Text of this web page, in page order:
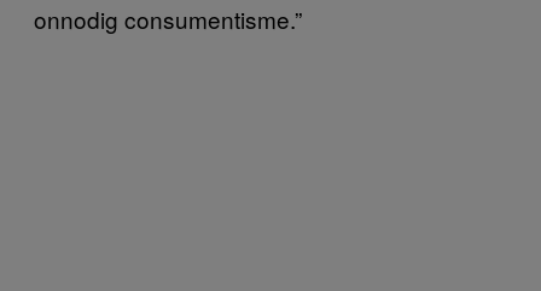
onnodig consumentisme.”